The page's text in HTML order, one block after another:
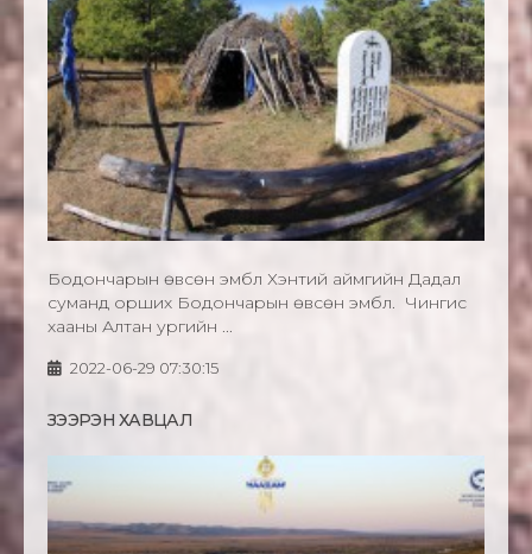
Бодончарын өвсөн эмбүүл Хэнтий аймгийн Дадал
суманд орших Бодончарын өвсөн эмбүүл. Чингис
хааны Алтан ургийн ...
2022-06-29 07:30:15
ЗЭЭРЭН ХАВЦАЛ